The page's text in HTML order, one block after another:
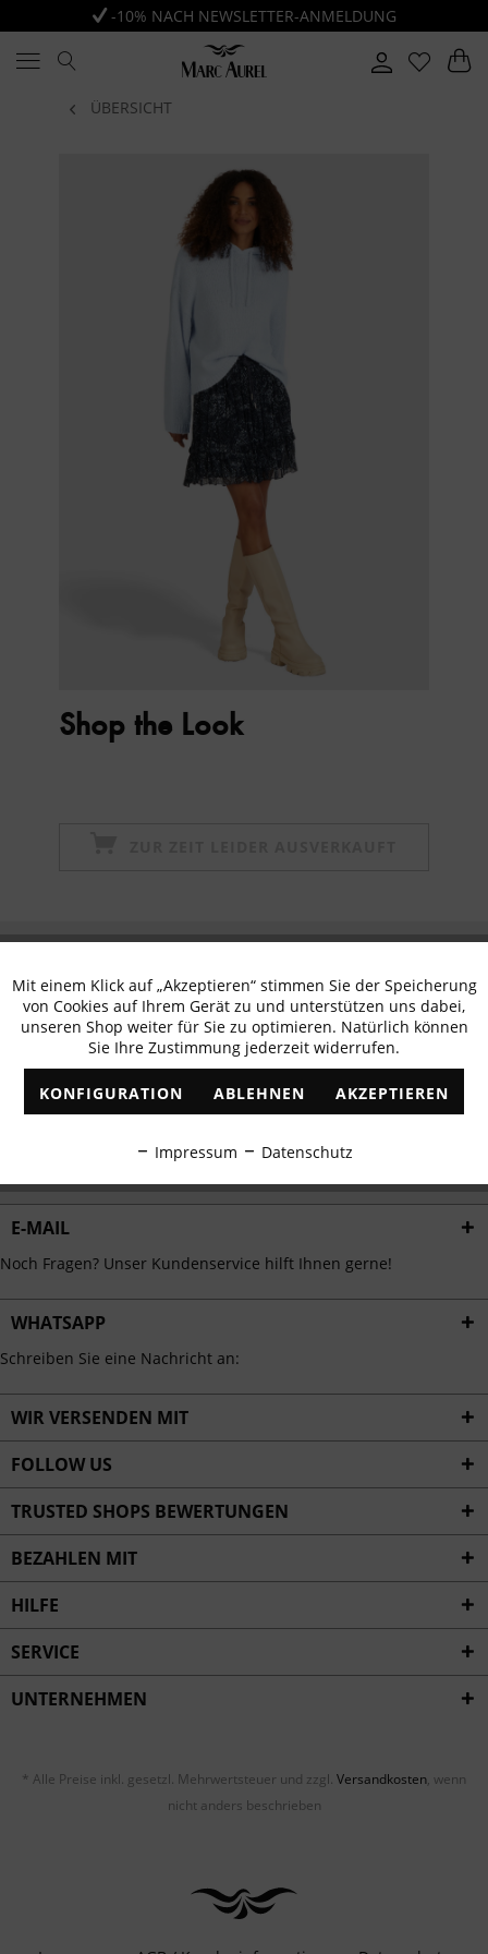
-10% NACH NEWSLETTER-ANMELDUNG
ÜBERSICHT
Shop the Look
erhalten
✓ Exklusive Angebote ✓ Die aktuellsten Trends
E-MAIL
Noch Fragen? Unser Kundenservice hilft Ihnen gerne!
WHATSAPP
Schreiben Sie eine Nachricht an:
WIR VERSENDEN MIT
FOLLOW US
TRUSTED SHOPS BEWERTUNGEN
BEZAHLEN MIT
HILFE
SERVICE
UNTERNEHMEN
* Alle Preise inkl. gesetzl. Mehrwertsteuer und zzgl. Versandkosten, wenn
nicht anders beschrieben
Funktionale Aktiv
Marketing Inaktiv
Tracking Inaktiv
Personalisierung Inaktiv
Service
Mit einem Klick auf „Akzeptieren“ stimmen Sie der Speicherung
von Cookies auf Ihrem Gerät zu und unterstützen uns dabei,
unseren Shop weiter für Sie zu optimieren. Natürlich können
Sie Ihre Zustimmung jederzeit widerrufen.
KONFIGURATION ABLEHNEN AKZEPTIEREN
Impressum Datenschutz